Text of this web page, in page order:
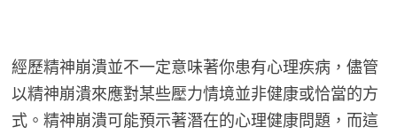
經歷精神崩潰並不一定意味著你患有心理疾病，儘管
以精神崩潰來應對某些壓力情境並非健康或恰當的方
式。精神崩潰可能預示著潛在的心理健康問題，而這